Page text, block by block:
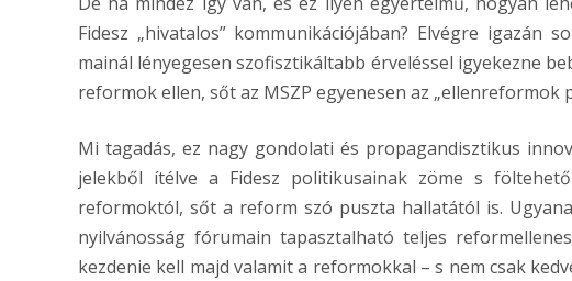
Fidesz „hivatalos” kommunikációjában? Elvégre
mainál lényegesen szofisztikáltabb érveléssel igyekezne
reformok ellen, sőt az MSZP egyenesen az „ellenreformok
Mi tagadás, ez nagy gondolati és propagandisztikus
jelekből ítélve a Fidesz politikusainak zöme s
reformoktól, sőt a reform szó puszta hallatától is.
nyilvánosság fórumain tapasztalható teljes
kezdenie kell majd valamit a reformokkal – s nem csak